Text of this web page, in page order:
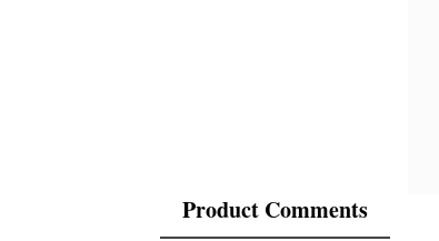
Product Comments